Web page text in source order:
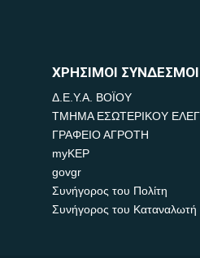
ΧΡΗΣΙΜΟΙ ΣΥΝΔΕΣΜΟΙ
Δ.Ε.Υ.Α. ΒΟΪΟΥ
ΤΜΗΜΑ ΕΣΩΤΕΡΙΚΟΥ
ΓΡΑΦΕΙΟ ΑΓΡΟΤΗ
myKEP
govgr
Συνήγορος του Πολίτη
Συνήγορος του Καταναλωτή